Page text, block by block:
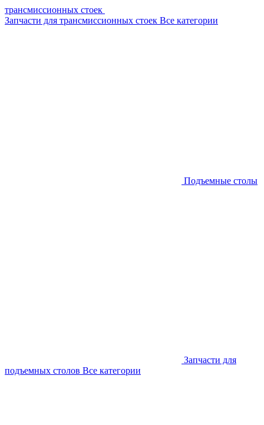
трансмиссионных стоек
Запчасти для трансмиссионных стоек Все категории
Подъемные столы
Запчасти для
подъемных столов Все категории